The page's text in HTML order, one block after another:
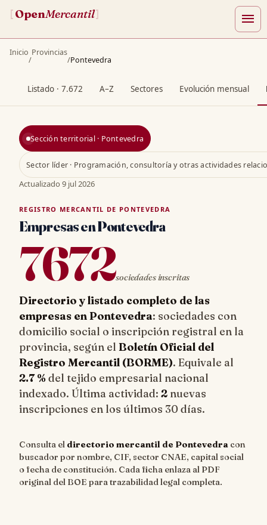
[OpenMercantil] menu
Inicio
/
Provincias
/Pontevedra
Listado · 7.672 A–Z Sectores Evolución mensual
Sección territorial · Pontevedra
Sector líder · Programación, consultoría y otras actividades
Actualizado 9 jul 2026
REGISTRO MERCANTIL DE PONTEVEDRA
Empresas en Pontevedra
7672sociedades inscritas
Directorio y listado completo de las
empresas en Pontevedra: sociedades con
domicilio social o inscripción registral en la
provincia, según el Boletín Oficial del
Registro Mercantil (BORME). Equivale al
2.7 %del tejido empresarial nacional
indexado. Última actividad: 2 nuevas
inscripciones en los últimos 30 días.
Consulta el directorio mercantil de Pontevedra con
buscador por nombre, CIF, sector CNAE, capital social
o fecha de constitución. Cada ficha enlaza al PDF
original del BOE para trazabilidad legal completa.